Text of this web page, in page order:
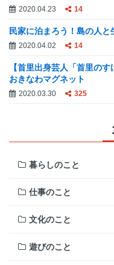
2020.04.23 14
民家に泊まろう！島の人と
2020.04.02 14
【首里出身芸人「首里の
おきなわマグネット
2020.03.30 325
暮らしのこと
仕事のこと
文化のこと
遊びのこと